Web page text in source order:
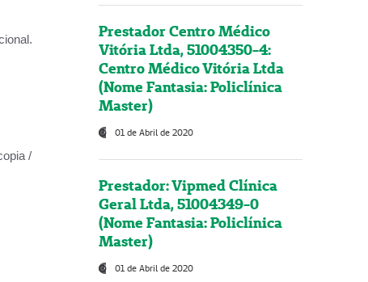
/
Prestador Centro Médico
Vitória Ltda, 51004350-4:
Centro Médico Vitória Ltda
(Nome Fantasia: Policlínica
Master)
01 de Abril de 2020
Prestador: Vipmed Clínica
Geral Ltda, 51004349-0
(Nome Fantasia: Policlínica
Master)
01 de Abril de 2020